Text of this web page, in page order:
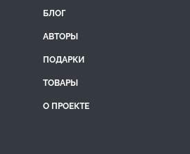
БЛОГ
АВТОРЫ
ПОДАРКИ
ТОВАРЫ
О ПРОЕКТЕ